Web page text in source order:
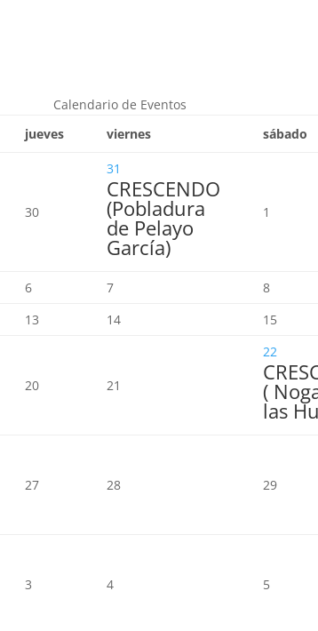
Calendario de Eventos
jueves viernes sábado
30
31
CRESCENDO
(Pobladura
de Pelayo
García)
1
6 7 8
13 14 15
20 21
22
(
las
27 28 29
3 4 5